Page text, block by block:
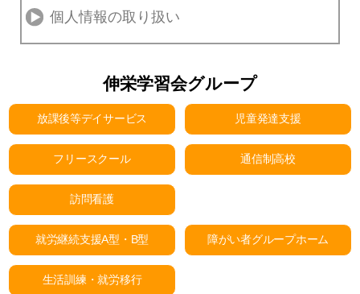
個人情報の取り扱い
伸栄学習会グループ
放課後等デイサービス 児童発達支援
フリースクール 通信制高校
訪問看護
就労継続支援A型・B型 障がい者グループホーム
生活訓練・就労移行